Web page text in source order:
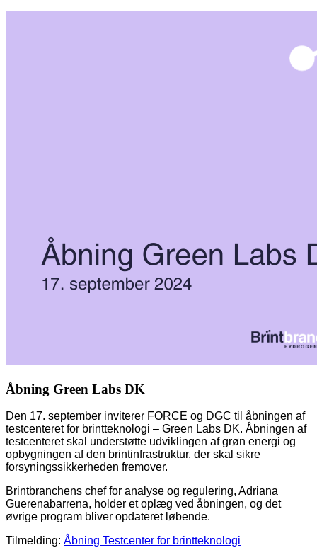
Åbning Green Labs DK
Den 17. september inviterer FORCE og DGC til åbningen af
testcenteret for brintteknologi – Green Labs DK. Åbningen af
testcenteret skal understøtte udviklingen af grøn energi og
opbygningen af den brintinfrastruktur, der skal sikre
forsyningssikkerheden fremover.
Brintbranchens chef for analyse og regulering, Adriana
Guerenabarrena, holder et oplæg ved åbningen, og det
øvrige program bliver opdateret løbende.
Tilmelding: Åbning Testcenter for brintteknologi